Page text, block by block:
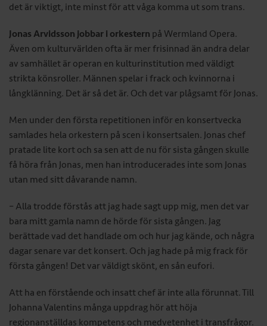
det är viktigt, inte minst för att våga komma ut som trans.
Jonas Arvidsson jobbar i orkestern på Wermland Opera.
Även om kulturvärlden ofta är mer frisinnad än andra delar
av samhället är operan en kulturinstitution med väldigt
strikta könsroller. Männen spelar i frack och kvinnorna i
långklänning. Det är så det är. Och det var plågsamt för Jonas.
Men under den första repetitionen inför en konsertvecka
samlades hela orkestern på scen i konsertsalen. Jonas chef
pratade lite kort och sa sen att de nu för sista gången skulle
få höra från Jonas, men han introducerades inte som Jonas
utan med sitt dåvarande namn.
– Alla trodde förstås att jag hade sagt upp mig, men det var
bara mitt gamla namn de hörde för sista gången. Jag
berättade vad det handlade om och hur jag kände, och några
dagar senare var det konsert. Och jag hade på mig frack för
första gången! Det var väldigt skönt, en sån eufori.
Att ha en förstående och insatt chef är inte alla förunnat. Till
Johanna Valentins många uppdrag hör att höja
regionanställdas kompetens och medvetenhet i transfrågor.